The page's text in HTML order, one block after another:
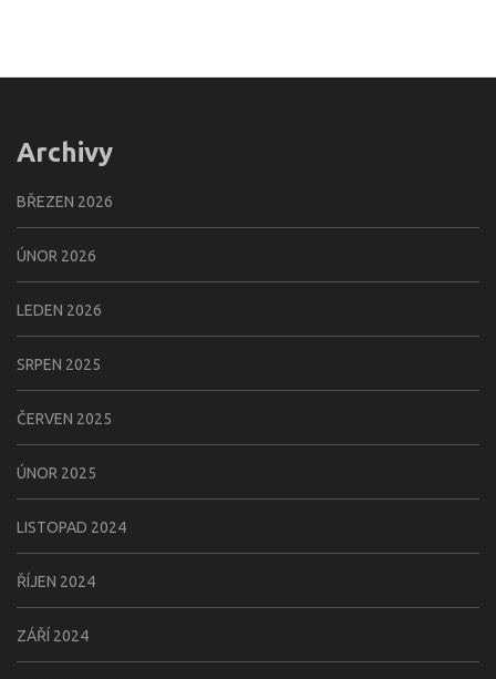
Archivy
BŘEZEN 2026
ÚNOR 2026
LEDEN 2026
SRPEN 2025
ČERVEN 2025
ÚNOR 2025
LISTOPAD 2024
ŘÍJEN 2024
ZÁŘÍ 2024